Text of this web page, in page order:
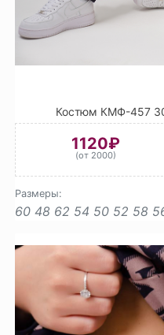
Костюм КМФ-457
1120₽
(от 2000)
Размеры:
60 48 62 54 50 52 58